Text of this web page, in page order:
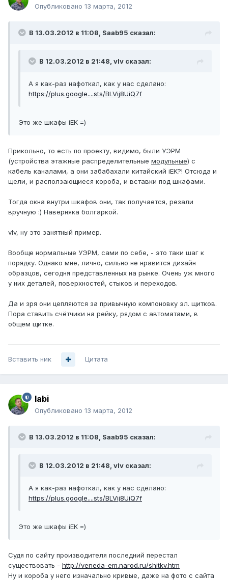
Опубликовано 13 марта, 2012
В 13.03.2012 в 11:08, Saab95 сказал:
В 12.03.2012 в 21:48, vIv сказал:
А я как-раз нафоткал, как у нас сделано:
https://plus.google....sts/BLVij8UiQ7f
Это же шкафы iEK =)
Прикольно, то есть по проекту, видимо, были УЭРМ
(устройства этажные распределительные модульные) с
кабель каналами, а они забабахали китайский iEK?! Отсюда и
щели, и расползающиеся короба, и вставки под шкафами.
Тогда окна внутри шкафов они, так получается, резали
вручную :) Наверняка болгаркой.
vIv, ну это занятный пример.
Вообще нормальные УЭРМ, сами по себе, - это таки шаг к
порядку. Однако мне, лично, сильно не нравится дизайн
образцов, сегодня представленных на рынке. Очень уж много
у них деталей, поверхностей, стыков и переходов.
Да и зря они цепляются за привычную компоновку эл. щитков.
Пора ставить счётчики на рейку, рядом с автоматами, в
общем щитке.
Вставить ник Цитата
labi
Опубликовано 13 марта, 2012
В 13.03.2012 в 11:08, Saab95 сказал:
В 12.03.2012 в 21:48, vIv сказал:
А я как-раз нафоткал, как у нас сделано:
https://plus.google....sts/BLVij8UiQ7f
Это же шкафы iEK =)
Судя по сайту производителя последний перестал
существовать - http://veneda-em.narod.ru/shitkv.htm
Ну и короба у него изначально кривые, даже на фото с сайта